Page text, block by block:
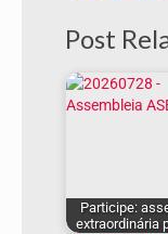
Post
Participe:
extraordinária